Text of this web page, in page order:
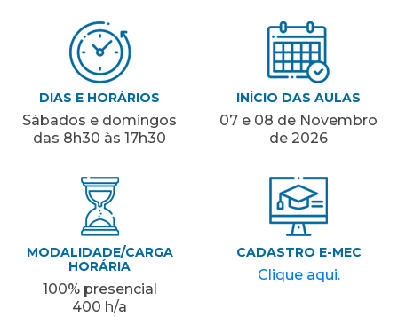
DIAS E HORÁRIOS
Sábados e domingos
das 8h30 às 17h30
INÍCIO DAS AULAS
07 e 08 de Novembro
de 2026
MODALIDADE/CARGA
HORÁRIA
100% presencial
400 h/a
CADASTRO E-MEC
Clique aqui.